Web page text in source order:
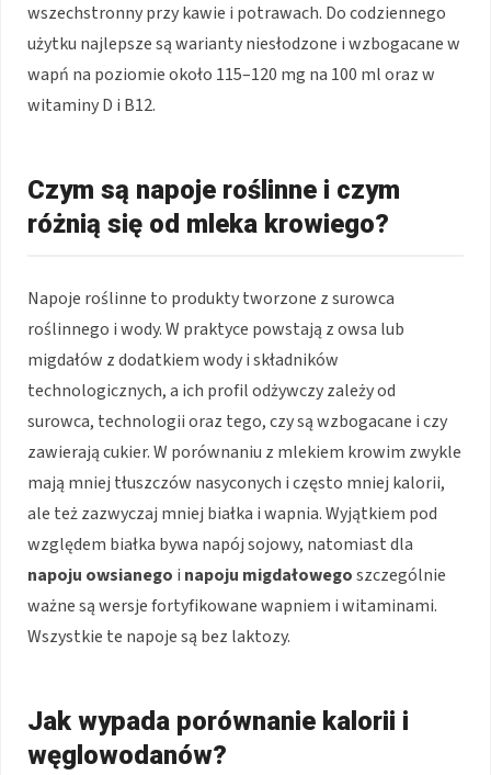
wszechstronny przy kawie i potrawach. Do codziennego
użytku najlepsze są warianty niesłodzone i wzbogacane w
wapń na poziomie około 115–120 mg na 100 ml oraz w
witaminy D i B12.
Czym są napoje roślinne i czym
różnią się od mleka krowiego?
Napoje roślinne to produkty tworzone z surowca
roślinnego i wody. W praktyce powstają z owsa lub
migdałów z dodatkiem wody i składników
technologicznych, a ich profil odżywczy zależy od
surowca, technologii oraz tego, czy są wzbogacane i czy
zawierają cukier. W porównaniu z mlekiem krowim zwykle
mają mniej tłuszczów nasyconych i często mniej kalorii,
ale też zazwyczaj mniej białka i wapnia. Wyjątkiem pod
względem białka bywa napój sojowy, natomiast dla
napoju owsianego i napoju migdałowegoszczególnie
ważne są wersje fortyfikowane wapniem i witaminami.
Wszystkie te napoje są bez laktozy.
Jak wypada porównanie kalorii i
węglowodanów?